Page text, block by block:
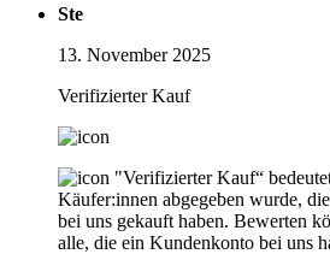
Ste
13. November 2025
Verifizierter Kauf
"Verifizierter Kauf“
Käufer:innen abgegeben wurde,
bei uns gekauft haben. Bewerten
alle, die ein Kundenkonto bei uns